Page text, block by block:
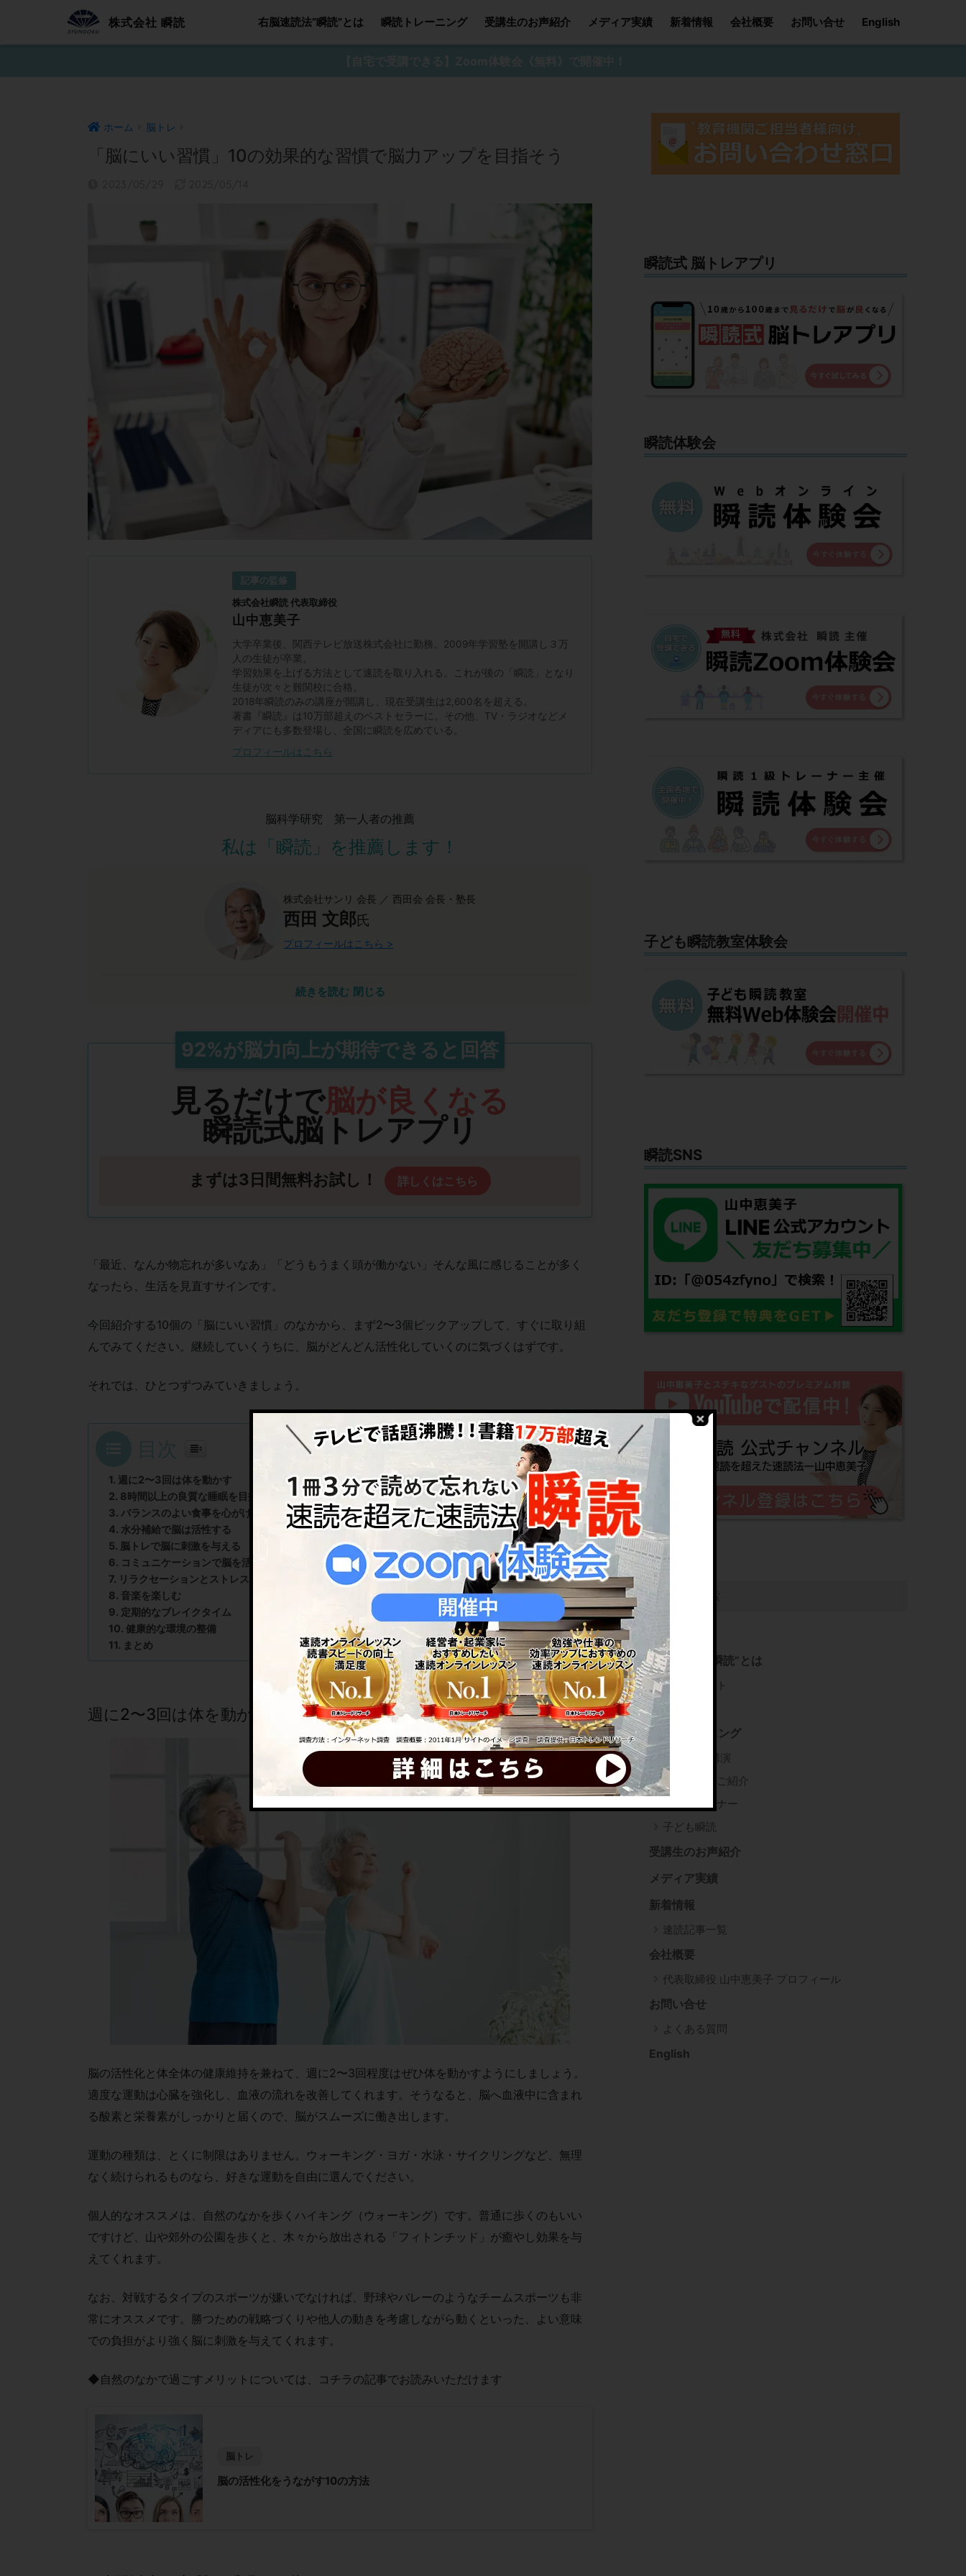
株式会社 瞬読 右脳速読法”瞬読”とは 瞬読トレーニング 受講生のお声紹介 メディア実績 新着情報 会社概要 お問い合せ English
ホーム 脳トレ
「脳にいい習慣」10の効果的な習慣で脳力アップを目指そう
記事の監修
株式会社瞬読 代表取締役
山中恵美子
大学卒業後、関西テレビ放送株式会社に勤務。2009年学習塾を開講し３万
人の生徒が卒業。
学習効果を上げる方法として速読を取り入れる。これが後の「瞬読」となり
生徒が次々と難関校に合格。
2018年瞬読のみの講座が開講し、現在受講生は2,600名を超える。
著書『瞬読』は10万部超えのベストセラーに。その他、TV・ラジオなどメ
ディアにも多数登場し、全国に瞬読を広めている。
プロフィールはこちら
脳科学研究 第一人者の推薦
私は「瞬読」を推薦します！
株式会社サンリ 会長 ／ 西田会 会長・塾長
西田 文郎氏
プロフィールはこちら >
瞬読は能力開発において計り知れない恩恵をもたらすでしょう
イメージ力・判断力・思考力・コミュニケーション力・共感力といった能力開発領域の力であり、
これらを備えた人が各業界のリーダーになります。瞬読トレーニングは速読だけでなく、これらの
続きを読む 閉じる
92%が脳力向上が期待できると回答
見るだけで脳が良くなる
瞬読式脳トレアプリ
まずは3日間無料お試し！ 詳しくはこちら
「最近、なんか物忘れが多いなあ」「どうもうまく頭が働かない」そんな風に感じることが多く
なったら、生活を見直すサインです。
今回紹介する10個の「脳にいい習慣」のなかから、まず2〜3個ピックアップして、すぐに取り組
んでみてください。継続していくうちに、脳がどんどん活性化していくのに気づくはずです。
それでは、ひとつずつみていきましょう。
週に2〜3回は体を動かす
8時間以上の良質な睡眠を目指す
バランスのよい食事を心がける
水分補給で脳は活性する
脳トレで脳に刺激を与える
コミュニケーションで脳を活性化
リラクセーションとストレス軽減
音楽を楽しむ
定期的なブレイクタイム
健康的な環境の整備
まとめ
週に2〜3回は体を動かす
脳の活性化と体全体の健康維持を兼ねて、週に2〜3回程度はぜひ体を動かすようにしましょう。
適度な運動は心臓を強化し、血液の流れを改善してくれます。そうなると、脳へ血液中に含まれ
る酸素と栄養素がしっかりと届くので、脳がスムーズに働き出します。
運動の種類は、とくに制限はありません。ウォーキング・ヨガ・水泳・サイクリングなど、無理
なく続けられるものなら、好きな運動を自由に選んでください。
個人的なオススメは、自然のなかを歩くハイキング（ウォーキング）です。普通に歩くのもいい
ですけど、山や郊外の公園を歩くと、木々から放出される「フィトンチッド」が癒やし効果を与
えてくれます。
なお、対戦するタイプのスポーツが嫌いでなければ、野球やバレーのようなチームスポーツも非
常にオススメです。勝つための戦略づくりや他人の動きを考慮しながら動くといった、よい意味
での負担がより強く脳に刺激を与えてくれます。
◆自然のなかで過ごすメリットについては、コチラの記事でお読みいただけます
脳トレ
脳の活性化をうながす10の方法
瞬読式 脳トレアプリ
瞬読体験会
子ども瞬読教室体験会
瞬読SNS
右脳速読法”瞬読”とは
推薦コメント
書籍紹介
瞬読トレーニング
企業研修/講演
瞬読講師のご紹介
瞬読トレーナー
子ども瞬読
受講生のお声紹介
メディア実績
新着情報
速読記事一覧
会社概要
代表取締役 山中恵美子 プロフィール
お問い合せ
よくある質問
English